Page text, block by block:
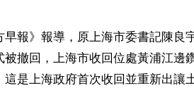
早報》報導，原上海市委書記陳良
撤回，上海市收回位處黃浦江邊
這是上海政府首次收回並重新出讓